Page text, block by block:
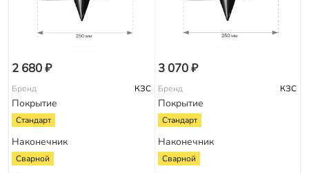
2 680 ₽
Бренд КЗС
Покрытие
Стандарт
Наконечник
Сварной
3 070 ₽
Бренд КЗС
Покрытие
Стандарт
Наконечник
Сварной